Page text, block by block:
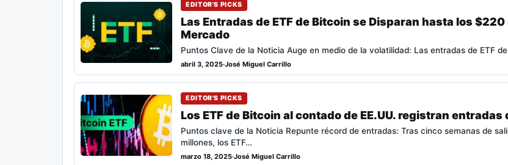
EDITOR'S PICKS
Las Entradas de ETF de Bitcoin se Disparan hasta los
Mercado
Puntos Clave de la Noticia Auge en medio de la volatilidad: Las entradas de ETF
abril 3, 2025·José Miguel Carrillo
EDITOR'S PICKS
Los ETF de Bitcoin al contado de EE.UU. registran
Puntos clave de la Noticia Repunte récord de entradas: Tras cinco semanas de
millones, los ETF…
marzo 18, 2025·José Miguel Carrillo